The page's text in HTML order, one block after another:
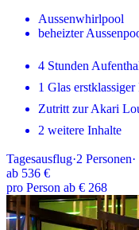
Aussenwhirlpool
beheizter
4 Stunden
1 Glas
Zutritt zur Akari
2 weitere Inhalte
Tagesausflug·2 Personen·
ab 536 €
pro Person ab € 268